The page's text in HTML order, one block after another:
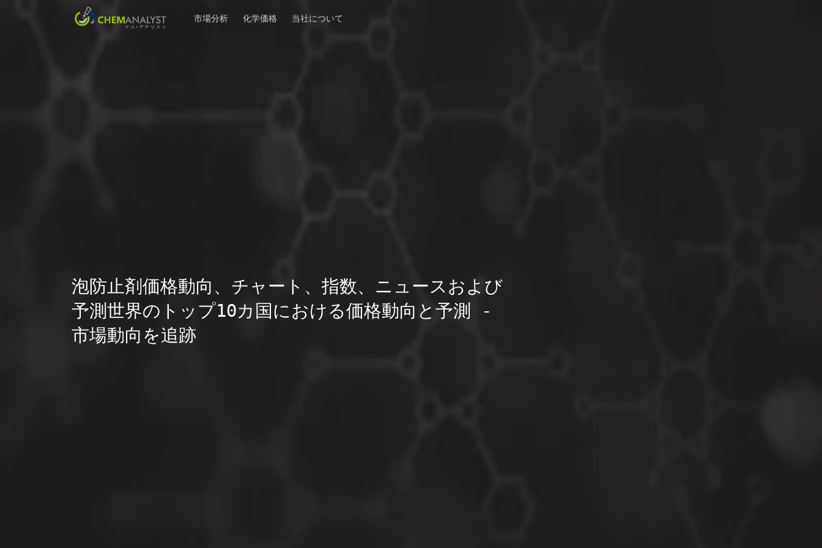
市場分析 化学価格 当社について
泡防止剤価格動向、チャート、指数、ニュースおよび
予測世界のトップ10カ国における価格動向と予測 -
市場動向を追跡